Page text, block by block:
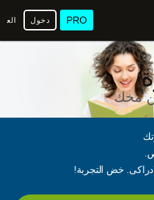
PRO دخول
مخك
خض التجربة!